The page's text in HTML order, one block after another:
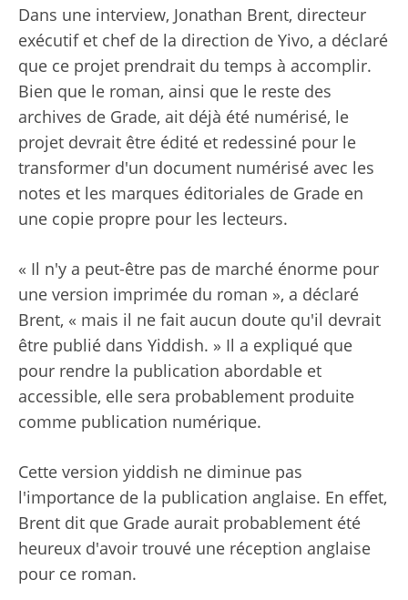
Dans une interview, Jonathan Brent, directeur
exécutif et chef de la direction de Yivo, a déclaré
que ce projet prendrait du temps à accomplir.
Bien que le roman, ainsi que le reste des
archives de Grade, ait déjà été numérisé, le
projet devrait être édité et redessiné pour le
transformer d'un document numérisé avec les
notes et les marques éditoriales de Grade en
une copie propre pour les lecteurs.
« Il n'y a peut-être pas de marché énorme pour
une version imprimée du roman », a déclaré
Brent, « mais il ne fait aucun doute qu'il devrait
être publié dans Yiddish. » Il a expliqué que
pour rendre la publication abordable et
accessible, elle sera probablement produite
comme publication numérique.
Cette version yiddish ne diminue pas
l'importance de la publication anglaise. En effet,
Brent dit que Grade aurait probablement été
heureux d'avoir trouvé une réception anglaise
pour ce roman.